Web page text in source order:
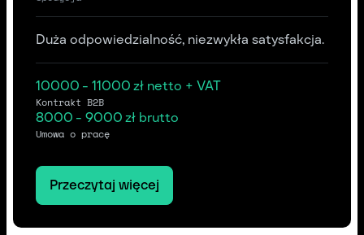
Duża odpowiedzialność, niezwykła satysfakcja.
10000 - 11000 zł netto + VAT
Kontrakt B2B
8000 - 9000 zł brutto
Umowa o pracę
Przeczytaj więcej